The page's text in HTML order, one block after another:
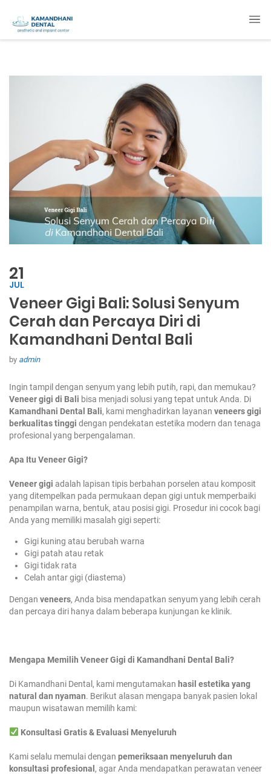
21
JUL
Veneer Gigi Bali: Solusi Senyum
Cerah dan Percaya Diri di
Kamandhani Dental Bali
by admin
Ingin tampil dengan senyum yang lebih putih, rapi, dan memukau?
Veneer gigi di Bali bisa menjadi solusi yang tepat untuk Anda. Di
Kamandhani Dental Bali, kami menghadirkan layanan veneers gigi
berkualitas tinggi dengan pendekatan estetika modern dan tenaga
profesional yang berpengalaman.
Apa Itu Veneer Gigi?
Veneer gigi adalah lapisan tipis berbahan porselen atau komposit
yang ditempelkan pada permukaan depan gigi untuk memperbaiki
penampilan warna, bentuk, atau posisi gigi. Prosedur ini cocok bagi
Anda yang memiliki masalah gigi seperti:
Gigi kuning atau berubah warna
Gigi patah atau retak
Gigi tidak rata
Celah antar gigi (diastema)
Dengan veneers, Anda bisa mendapatkan senyum yang lebih cerah
dan percaya diri hanya dalam beberapa kunjungan ke klinik.
Mengapa Memilih Veneer Gigi di Kamandhani Dental Bali?
Di Kamandhani Dental, kami mengutamakan hasil estetika yang
natural dan nyaman. Berikut alasan mengapa banyak pasien lokal
maupun wisatawan memilih kami:
Konsultasi Gratis & Evaluasi Menyeluruh
Kami selalu memulai dengan pemeriksaan menyeluruh dan
konsultasi profesional , agar Anda mendapatkan perawatan veneer